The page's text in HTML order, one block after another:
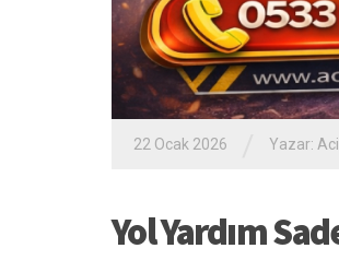
22 Ocak 2026 Yazar:
Yol Yardım